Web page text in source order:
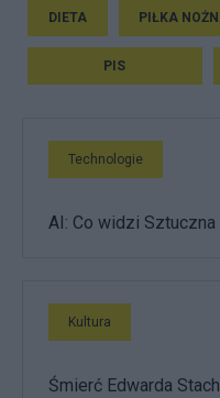
DIETA PIŁKA
PIS
Technologie
AI: Co widzi
Kultura
Śmierć Edwarda